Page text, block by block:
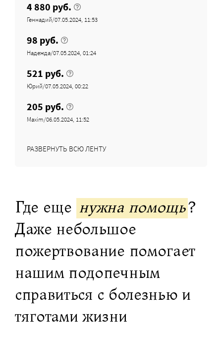
4 880 руб.
Геннадий/07.05.2024, 11:53
98 руб.
Надежда/07.05.2024, 01:24
521 руб.
Юрий/07.05.2024, 00:22
205 руб.
Maxim/06.05.2024, 11:52
РАЗВЕРНУТЬ ВСЮ ЛЕНТУ
Где еще нужна помощь?
Даже небольшое
пожертвование помогает
нашим подопечным
справиться с болезнью и
тяготами жизни